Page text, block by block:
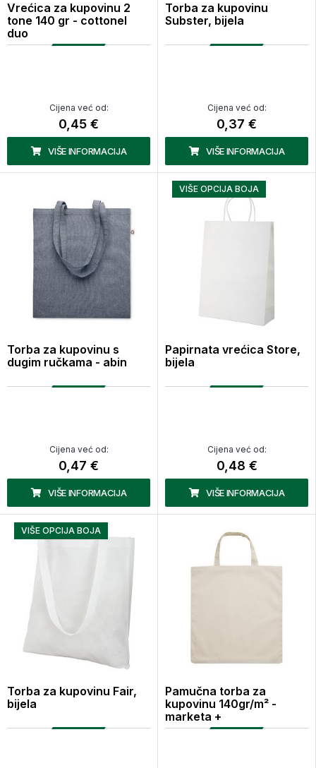
Vrećica za kupovinu 2
tone 140 gr - cottonel
duo
Cijena već od:
0,45 €
VIŠE INFORMACIJA
Torba za kupovinu
Subster, bijela
Cijena već od:
0,37 €
VIŠE INFORMACIJA
Torba za kupovinu s
dugim ručkama - abin
Cijena već od:
0,47 €
VIŠE INFORMACIJA
VIŠE OPCIJA BOJA
Papirnata vrećica Store,
bijela
Cijena već od:
0,48 €
VIŠE INFORMACIJA
VIŠE OPCIJA BOJA
Torba za kupovinu Fair,
bijela
Pamučna torba za
kupovinu 140gr/m² -
marketa +